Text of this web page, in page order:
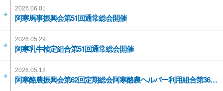
2026.06.01
阿寒馬事振興会第51回通常総会開催
2026.05.29
阿寒乳牛検定組合第51回通常総会開催
2026.05.18
阿寒酪農振興会第62回定期総会阿寒酪農ヘルパー利用組合第36回定期総会開催